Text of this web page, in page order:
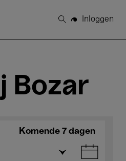
Zoeken
Inloggen
Bozar
Komende 7 dagen